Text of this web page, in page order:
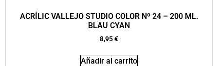
ACRÍLIC VALLEJO STUDIO COLOR Nº 24 – 200 ML.
BLAU CYAN
8,95€
Añadir al carrito